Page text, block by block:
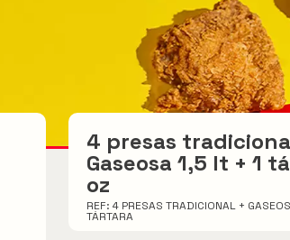
4 presas
Gaseosa 1,5 lt + 1
oz
REF: 4 PRESAS TRADICIONAL +
TÁRTARA